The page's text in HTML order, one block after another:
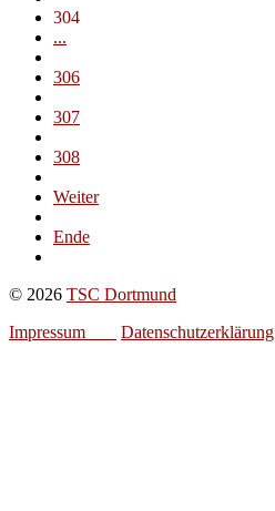
304
...
306
307
308
Weiter
Ende
© 2026 TSC Dortmund
Impressum
Datenschutzerklärung